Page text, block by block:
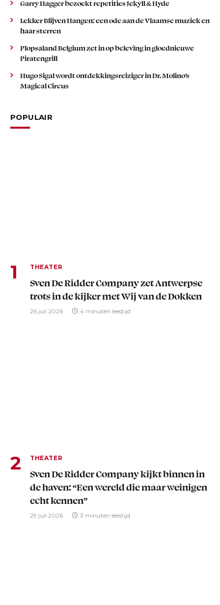
Garry Hagger bezoekt repetities Jekyll & Hyde
Lekker Blijven Hangen: een ode aan de Vlaamse muziek en
haar sterren
Plopsaland Belgium zet in op beleving in gloednieuwe
Piratengrill
Hugo Sigal wordt ontdekkingsreiziger in Dr. Molino’s
Magical Circus
POPULAIR
THEATER
Sven De Ridder Company zet Antwerpse
trots in de kijker met Wij van de Dokken
26 juli 2026 4 minuten leestijd
THEATER
Sven De Ridder Company kijkt binnen in
de haven: “Een wereld die maar weinigen
echt kennen”
29 juli 2026 3 minuten leestijd